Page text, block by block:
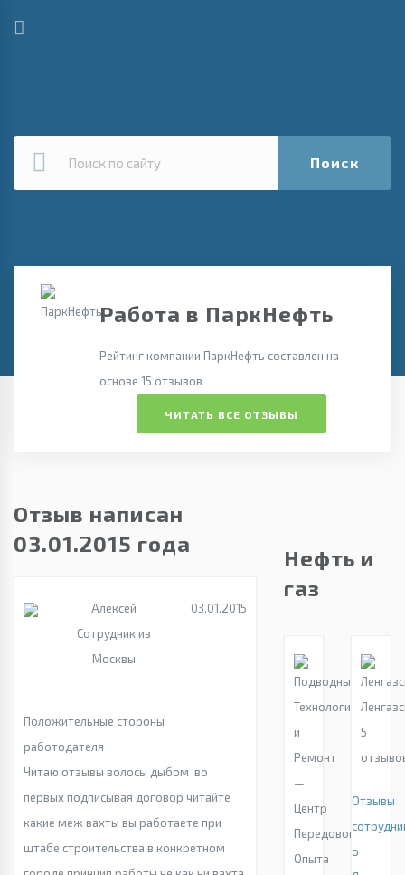
Поиск
Работа в ПаркНефть
Рейтинг компании ПаркНефть составлен на
основе 15 отзывов
ЧИТАТЬ ВСЕ ОТЗЫВЫ
Отзыв написан
03.01.2015 года
Алексей
Сотрудник из
Москвы
03.01.2015
Положительные стороны
работодателя
Читаю отзывы волосы дыбом ,во
первых подписывая договор читайте
какие меж вахты вы работаете при
штабе строительства в конкретном
Нефть и
газ
5
Отзывы
о